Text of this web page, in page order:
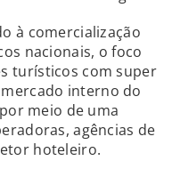
à comercialização
nacionais, o foco
turísticos com super
interno do
meio de uma
agências de
hoteleiro.